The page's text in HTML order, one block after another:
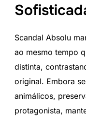
Scandal Absolu
ao mesmo tempo
distinta,
original. Embora
animálicos,
protagonista,